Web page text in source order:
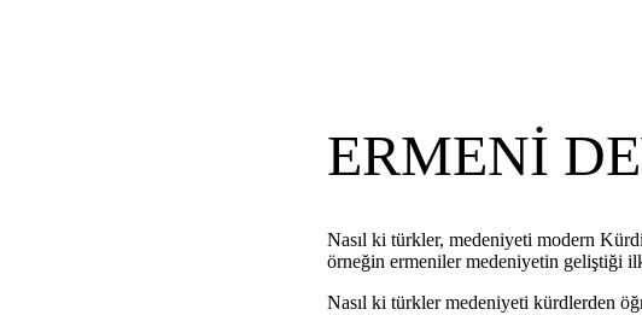
ERMENİ
Nasıl ki türkler, medeniyeti modern
örneğin ermeniler medeniyetin geliştiği
Nasıl ki türkler medeniyeti kürdlerden